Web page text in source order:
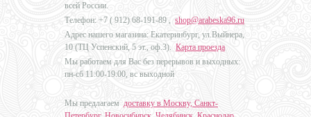
всей России.
Телефон: +7 ( 912) 68-191-89 , shop@arabeska96.ru
Адрес нашего магазина: Екатеринбург, ул.Выйнера,
10 (ТЦ Успенский, 5 эт., оф.3). Карта проезда
Мы работаем для Вас без перерывов и выходных:
пн-сб 11:00-19:00, вс выходной
Мы предлагаем доставку в Москву, Санкт-